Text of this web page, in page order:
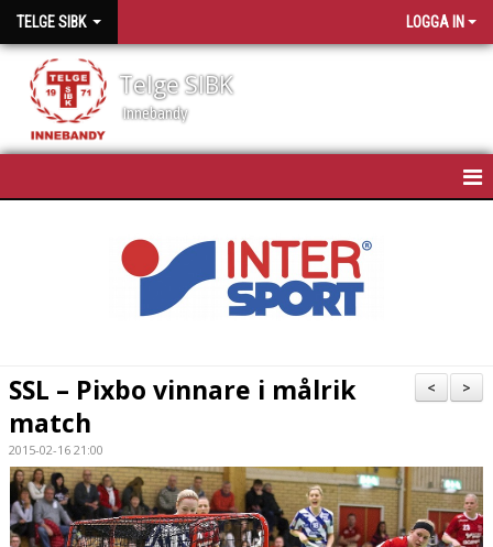
TELGE SIBK LOGGA IN
Telge SIBK
Innebandy
SPONSORER
MATCHSCHEMA
KÖP BILJETT
>
<
SSL – Pixbo vinnare i målrik
match
2015-02-16 21:00